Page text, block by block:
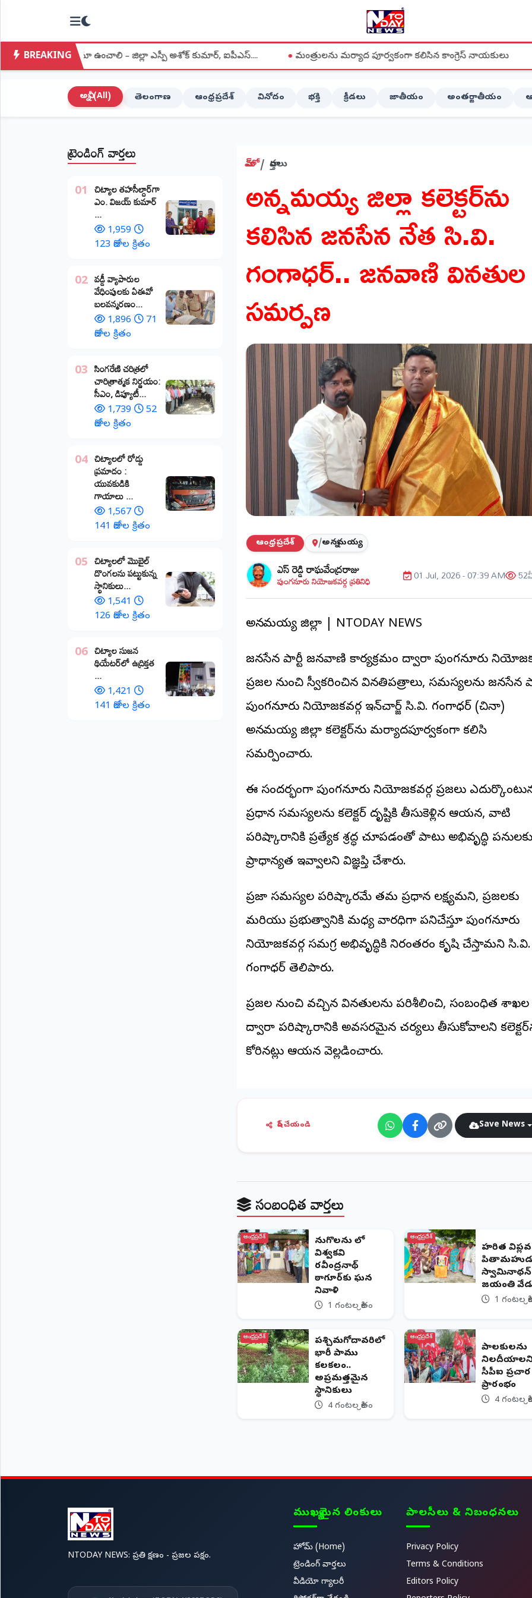
NTODAY×
హోమ్
BREAKING
నిఘా ఉంచాలి – జిల్లా ఎస్పీ అశోక్ కుమార్, ఐపీఎస్.... ●మంత్రులను మర్యాద పూర్వకంగా కలిసిన కాంగ్రెస్ నాయకులు ●దేవరపల్లిలో
అన్నీ (All) తెలంగాణ ఆంధ్రప్రదేశ్ వినోదం భక్తి క్రీడలు జాతీయం అంతర్జాతీయం
ట్రెండింగ్ వార్తలు
01 ​చిట్యాల తహసీల్దార్‌గా
ఎం. విజయ్ కుమార్
...
1,959
123 రోజుల క్రితం
02 వడ్డీ వ్యాపారుల
వేధింపులకు ఏఈవో
బలవన్మరణం...
1,896
71
రోజుల క్రితం
03 ​సింగరేణి చరిత్రలో
చారిత్రాత్మక నిర్ణయం:
సీఎం, డిప్యూటీ...
1,739
52
రోజుల క్రితం
04 చిట్యాలలో రోడ్డు
ప్రమాదం :
యువకుడికి
గాయాలు ​...
1,567
141 రోజుల క్రితం
05 చిట్యాలలో మొబైల్
దొంగలను పట్టుకున్న
స్థానికులు...
1,541
126 రోజుల క్రితం
06 చిట్యాల సుజన
థియేటర్‌లో ఉద్రిక్తత
...
1,421
141 రోజుల క్రితం
హోమ్ వార్తలు
అన్నమయ్య జిల్లా కలెక్టర్‌ను
కలిసిన జనసేన నేత సి.వి.
గంగాధర్.. జనవాణి వినతుల
సమర్పణ
ఆంధ్రప్రదేశ్ /అన్నమయ్య
ఎస్ రెడ్డి రాఘవేంద్రరాజు
పుంగనూరు నియోజకవర్గ ప్రతినిధి 01 Jul, 2026 - 07:39 AM 52
అన్నమయ్య జిల్లా | NTODAY NEWS
జనసేన పార్టీ జనవాణి కార్యక్రమం ద్వారా పుంగనూరు
ప్రజల నుంచి స్వీకరించిన వినతిపత్రాలు, సమస్యలను జనసేన
పుంగనూరు నియోజకవర్గ ఇన్‌చార్జ్ సి.వి. గంగాధర్ (చిన్నా)
అన్నమయ్య జిల్లా కలెక్టర్‌ను మర్యాదపూర్వకంగా కలిసి
సమర్పించారు.
ఈ సందర్భంగా పుంగనూరు నియోజకవర్గ ప్రజలు
ప్రధాన సమస్యలను కలెక్టర్ దృష్టికి తీసుకెళ్లిన ఆయన, వాటి
పరిష్కారానికి ప్రత్యేక శ్రద్ధ చూపడంతో పాటు అభివృద్ధి పనులకు
ప్రాధాన్యత ఇవ్వాలని విజ్ఞప్తి చేశారు.
ప్రజా సమస్యల పరిష్కారమే తమ ప్రధాన లక్ష్యమని, ప్రజలకు
మరియు ప్రభుత్వానికి మధ్య వారధిగా పనిచేస్తూ పుంగనూరు
నియోజకవర్గ సమగ్ర అభివృద్ధికి నిరంతరం కృషి చేస్తామని సి.వి.
గంగాధర్ తెలిపారు.
ప్రజల నుంచి వచ్చిన వినతులను పరిశీలించి, సంబంధిత శాఖల
ద్వారా పరిష్కారానికి అవసరమైన చర్యలు తీసుకోవాలని
కోరినట్లు ఆయన వెల్లడించారు.
షేర్ చేయండి Save News
సంబంధిత వార్తలు
ఆంధ్రప్రదేశ్
పెనుగొలను లో
విశ్వకవి
రవీంద్రనాథ్
ఠాగూర్‌కు ఘన
నివాళి
1 గంటల క్రితం
ఆంధ్రప్రదేశ్
హరిత విప్లవ
స్వామినాథన్
జయంతి
1 గంటల
ఆంధ్రప్రదేశ్
పశ్చిమగోదావరిలో
భారీ పాము
కలకలం..
అప్రమత్తమైన
స్థానికులు
4 గంటల క్రితం
ఆంధ్రప్రదేశ్
పాలకులను
సీపీఐ
ప్రారంభం
4 గంటల
NTODAY NEWS: ప్రతి క్షణం - ప్రజల పక్షం.
ముఖ్యమైన లింకులు
హోమ్ (Home)
ట్రెండింగ్ వార్తలు
వీడియో గ్యాలరీ
పాలసీలు & నిబంధనలు
Privacy Policy
Terms & Conditions
Editors Policy